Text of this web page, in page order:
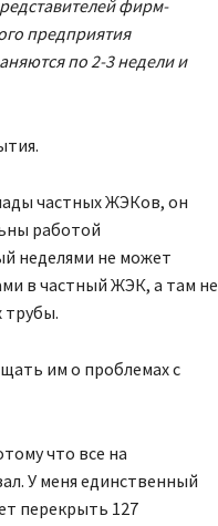
фирм-
предприятия
по 2-3 недели и
частных ЖЭКов, он
работой
неделями не может
в частный ЖЭК, а там не
трубы.
им о проблемах с
что все на
У меня единственный
перекрыть 127